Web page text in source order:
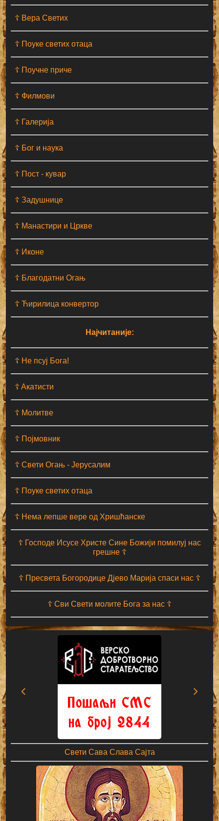
☦ Вера Светих
☦ Поуке светих отаца
☦ Поучне приче
☦ Филмови
☦ Галерија
☦ Бог и наука
☦ Пост - кувар
☦ Задушнице
☦ Манастири и Цркве
☦ Иконе
☦ Благодатни Огањ
☦ Ћирилица конвертор
Најчитаније:
☦ Не псуј Бога!
☦ Aкатисти
☦ Молитве
☦ Појмовник
☦ Свети Огањ - Јерусалим
☦ Поуке светих отаца
☦ Нема лепше вере од Хришћанске
☦ Господе Исусе Христе Сине Божији помилуј нас
грешне ☦
☦ Пресвета Богородице Дјево Марија спаси нас ☦
☦ Сви Свети молите Бога за нас ☦
Свети Сава Слава Сајта